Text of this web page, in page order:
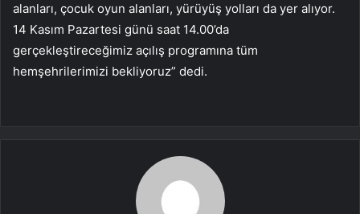
alanları, çocuk oyun alanları, yürüyüş yolları da yer alıyor.
14 Kasım Pazartesi günü saat 14.00’da
gerçekleştireceğimiz açılış programına tüm
hemşehrilerimizi bekliyoruz” dedi.